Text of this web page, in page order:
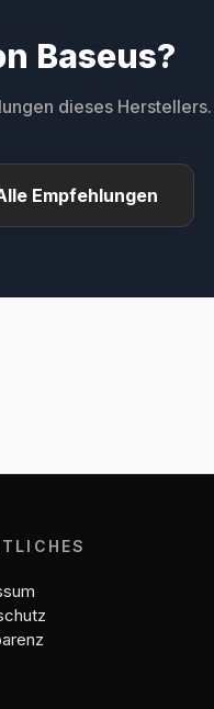
Baseus?
dieses Herstellers.
Empfehlungen